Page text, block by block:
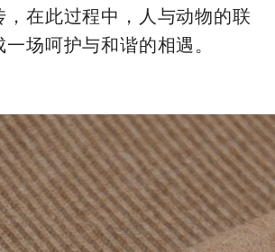
，在此过程中，人与动物的联
一场呵护与和谐的相遇。